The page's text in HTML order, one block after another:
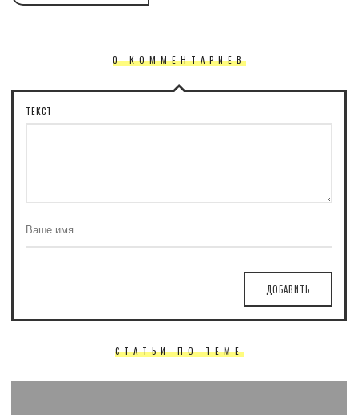
0 КОММЕНТАРИЕВ
ТЕКСТ
ДОБАВИТЬ
СТАТЬИ ПО ТЕМЕ